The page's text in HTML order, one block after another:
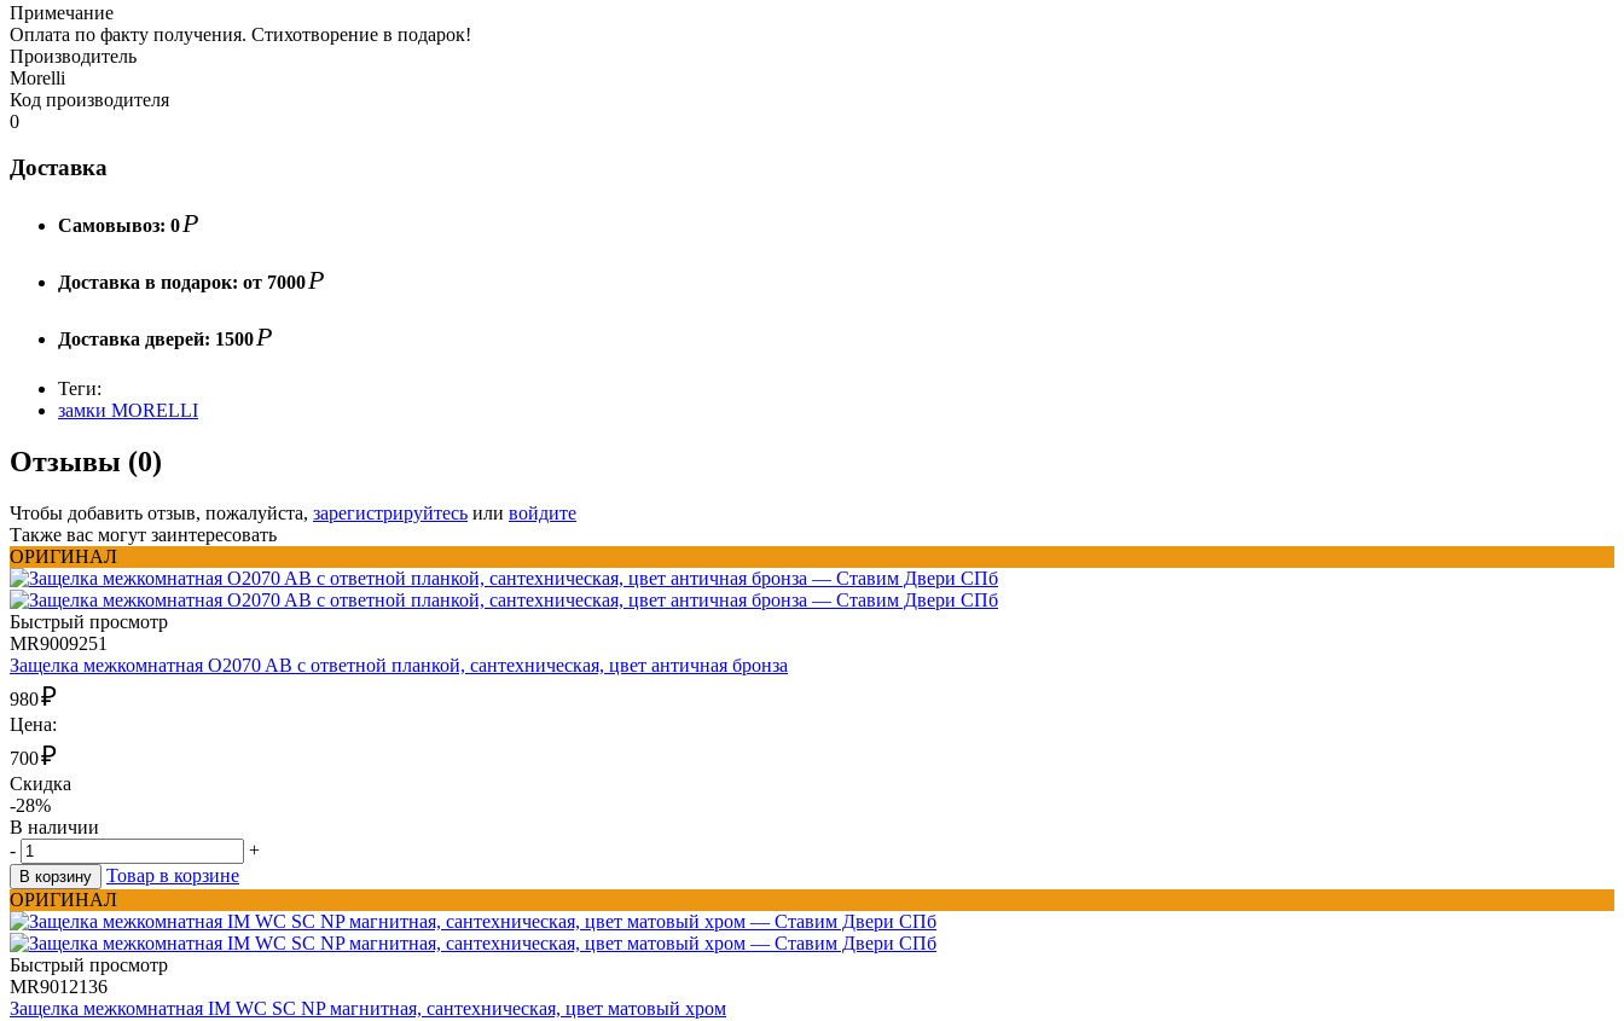
Примечание
Оплата по факту получения. Стихотворение в подарок!
Производитель
Morelli
Код производителя
0
Доставка
Самовывоз: 0Р
Доставка в подарок: от 7000Р
Доставка дверей: 1500Р
Теги:
замки MORELLI
Отзывы (0)
Чтобы добавить отзыв, пожалуйста, зарегистрируйтесь или войдите
Также вас могут заинтересовать
ОРИГИНАЛ
Быстрый просмотр
MR9009251
Защелка межкомнатная O2070 AB с ответной планкой, сантехническая, цвет античная бронза
980₽
Цена:
700₽
Скидка
-28%
В наличии
-
+
В корзину
Товар в корзине
ОРИГИНАЛ
Быстрый просмотр
MR9012136
Защелка межкомнатная IM WC SC NP магнитная, сантехническая, цвет матовый хром